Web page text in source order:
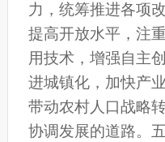
力，统筹推进各项
提高开放水平，注
用技术，增强自主
进城镇化，加快产
带动农村人口战略
协调发展的道路。